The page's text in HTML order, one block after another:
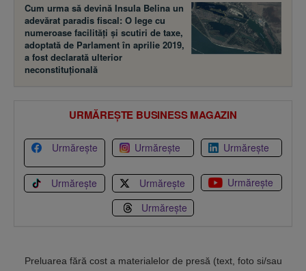
Cum urma să devină Insula Belina un
adevărat paradis fiscal: O lege cu
numeroase facilităţi şi scutiri de taxe,
adoptată de Parlament în aprilie 2019,
a fost declarată ulterior
neconstituţională
URMĂREȘTE BUSINESS MAGAZIN
Urmărește Urmărește Urmărește
Urmărește Urmărește
Urmărește
Urmărește
Preluarea fără cost a materialelor de presă (text, foto si/sau